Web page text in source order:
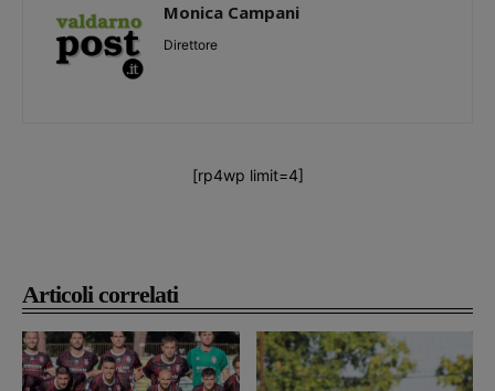
Articoli correlati
Monica Campani
Direttore
[rp4wp limit=4]